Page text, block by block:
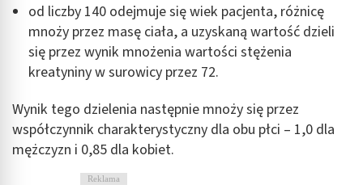
od liczby 140 odejmuje się wiek pacjenta, różnicę
mnoży przez masę ciała, a uzyskaną wartość dzieli
się przez wynik mnożenia wartości stężenia
kreatyniny w surowicy przez 72.
Wynik tego dzielenia następnie mnoży się przez
współczynnik charakterystyczny dla obu płci – 1,0 dla
mężczyzn i 0,85 dla kobiet.
Reklama